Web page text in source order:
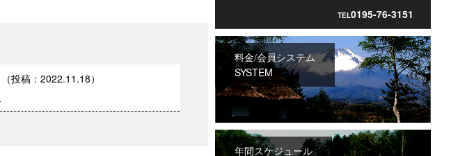
（投稿： 2022.11.18）
TEL0195-76-3151
料金/会員システム
SYSTEM
年間スケジュール